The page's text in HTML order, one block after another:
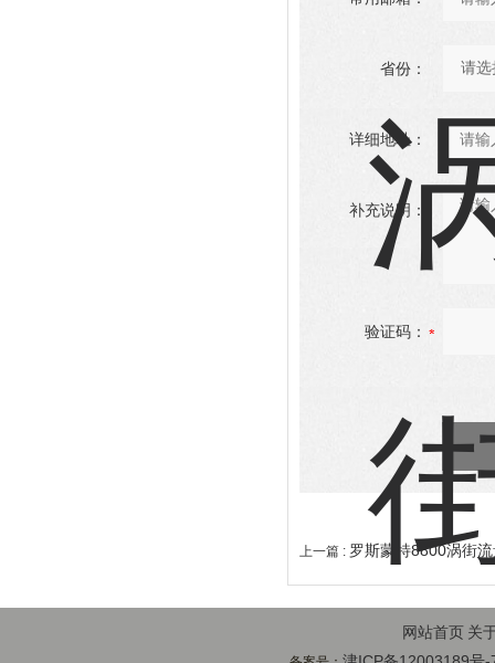
省份：
详细地址：
补充说明：
验证码：
上一篇 : 罗斯蒙特8800涡街
网站首页 关